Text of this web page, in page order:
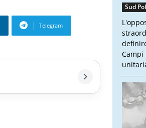
Telegram
Sud
Campi